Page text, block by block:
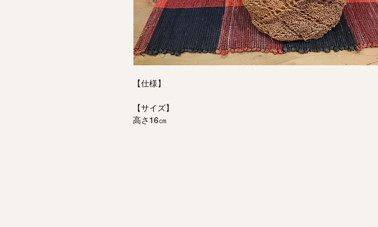
【仕様】
【サイズ】
高さ16㎝